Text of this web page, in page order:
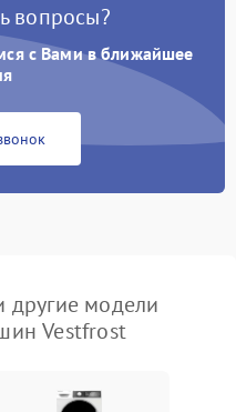
вопросы?
с Вами в ближайшее
модели
Vestfrost